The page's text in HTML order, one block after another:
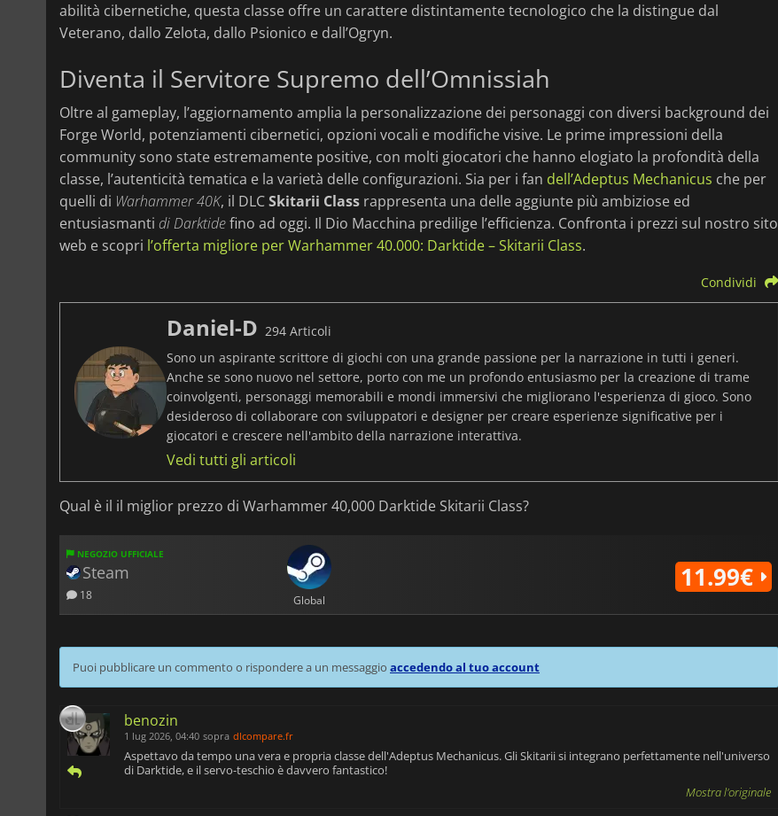
abilità cibernetiche, questa classe offre un carattere distintamente tecnologico che la distingue dal
Veterano, dallo Zelota, dallo Psionico e dall’Ogryn.
Diventa il Servitore Supremo dell’Omnissiah
Oltre al gameplay, l’aggiornamento amplia la personalizzazione dei personaggi con diversi background dei
Forge World, potenziamenti cibernetici, opzioni vocali e modifiche visive. Le prime impressioni della
community sono state estremamente positive, con molti giocatori che hanno elogiato la profondità della
classe, l’autenticità tematica e la varietà delle configurazioni. Sia per i fan dell’Adeptus Mechanicus che per
quelli di Warhammer 40K, il DLCSkitarii Class rappresenta una delle aggiunte più ambiziose ed
entusiasmanti di Darktidefino ad oggi. Il Dio Macchina predilige l’efficienza. Confronta i prezzi sul nostro sito
web e scopri l’offerta migliore per Warhammer 40.000: Darktide – Skitarii Class.
Condividi
Daniel-D 294 Articoli
Sono un aspirante scrittore di giochi con una grande passione per la narrazione in tutti i generi.
Anche se sono nuovo nel settore, porto con me un profondo entusiasmo per la creazione di trame
coinvolgenti, personaggi memorabili e mondi immersivi che migliorano l'esperienza di gioco. Sono
desideroso di collaborare con sviluppatori e designer per creare esperienze significative per i
giocatori e crescere nell'ambito della narrazione interattiva.
Vedi tutti gli articoli
Qual è il il miglior prezzo di Warhammer 40,000 Darktide Skitarii Class?
NEGOZIO UFFICIALE
Steam
18 Global
11.99€
Puoi pubblicare un commento o rispondere a un messaggio accedendo al tuo account
benozin
1 lug 2026, 04:40 sopra dlcompare.fr
Aspettavo da tempo una vera e propria classe dell'Adeptus Mechanicus. Gli Skitarii si integrano perfettamente nell'universo
di Darktide, e il servo-teschio è davvero fantastico!
Mostra l'originale